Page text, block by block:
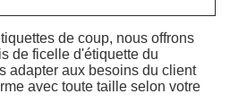
de coup, nous offrons
de ficelle d'étiquette du
adapter aux besoins du client
avec toute taille selon votre